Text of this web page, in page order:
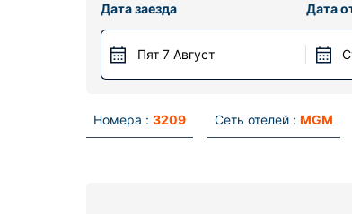
Дата заезда
Пят 7 Август
Дата
Номера : 3209 Сеть отелей : MGM